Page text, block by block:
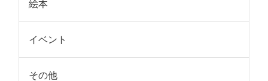
絵本
イベント
その他